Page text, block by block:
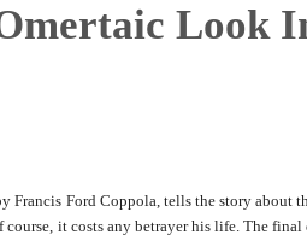
Look
Francis Ford Coppola, tells the story
course, it costs any betrayer his life. The